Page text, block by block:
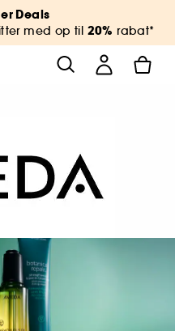
Deals
med op til 20% rabat*